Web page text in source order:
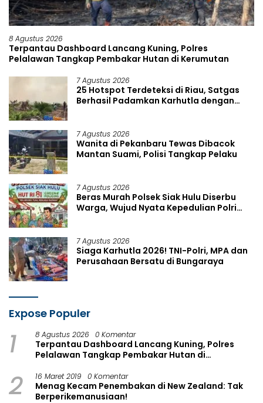
8 Agustus 2026
Terpantau Dashboard Lancang Kuning, Polres
Pelalawan Tangkap Pembakar Hutan di Kerumutan
7 Agustus 2026
25 Hotspot Terdeteksi di Riau, Satgas
Berhasil Padamkan Karhutla dengan
7 Agustus 2026
Wanita di Pekanbaru Tewas Dibacok
Mantan Suami, Polisi Tangkap Pelaku
7 Agustus 2026
Beras Murah Polsek Siak Hulu Diserbu
Warga, Wujud Nyata Kepedulian Polri
7 Agustus 2026
Siaga Karhutla 2026! TNI-Polri, MPA dan
Perusahaan Bersatu di Bungaraya
Expose Populer
1 8 Agustus 2026 0 Komentar
Terpantau Dashboard Lancang Kuning, Polres
Pelalawan Tangkap Pembakar Hutan di
2 16 Maret 2019 0 Komentar
Menag Kecam Penembakan di New Zealand: Tak
Berperikemanusiaan!